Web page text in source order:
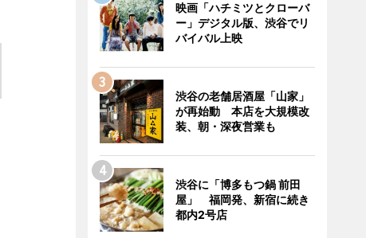
映画「ハチミツとクローバ
ー」デジタル版、渋谷でリ
バイバル上映
渋谷の老舗居酒屋「山家」
が再始動 本店を大規模改
装、朝・深夜営業も
渋谷に「博多もつ鍋 前田
屋」 福岡発、新宿に続き
都内2号店